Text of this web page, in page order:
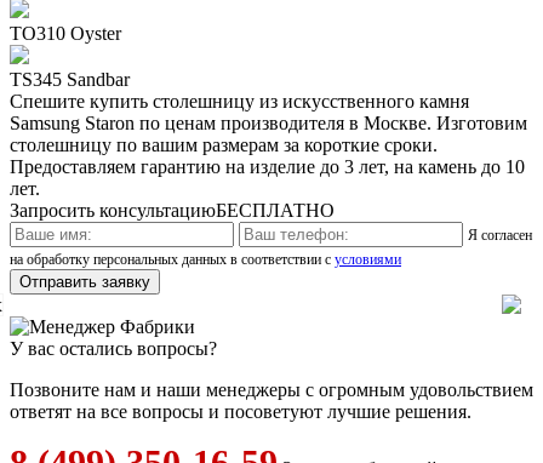
TO310 Oyster
TS345 Sandbar
Спешите купить столешницу из искусственного камня
Samsung Staron по ценам производителя в Москве. Изготовим
столешницу по вашим размерам за короткие сроки.
Предоставляем гарантию на изделие до 3 лет, на камень до 10
лет.
Запросить консультациюБЕСПЛАТНО
Я согласен
на обработку персональных данных в соответствии с условиями
У вас остались вопросы?
Позвоните нам и наши менеджеры с огромным удовольствием
ответят на все вопросы и посоветуют лучшие решения.